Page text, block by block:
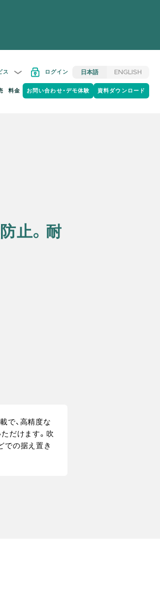
ス ログイン 日本語 ENGLISH
料金 お問い合わせ・デモ体験 資料ダウンロード
止。耐
で、高精度な
だけます。吹
での据え置き